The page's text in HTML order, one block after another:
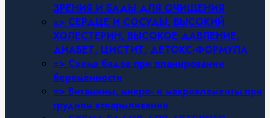
ЗРЕНИЯ И БАДЫ ДЛЯ ОЧИЩЕНИЯ
=> СЕРДЦЕ И СОСУДЫ, ВЫСОКИЙ
ХОЛЕСТЕРИН, ВЫСОКОЕ ДАВЛЕНИЕ,
ДИАБЕТ, ЦИСТИТ, ДЕТОКС-ФОРМУЛА
=> Схема бадов при планировании
беременности
=> Витамины, микро- и макроэлементы при
грудном вскармливании